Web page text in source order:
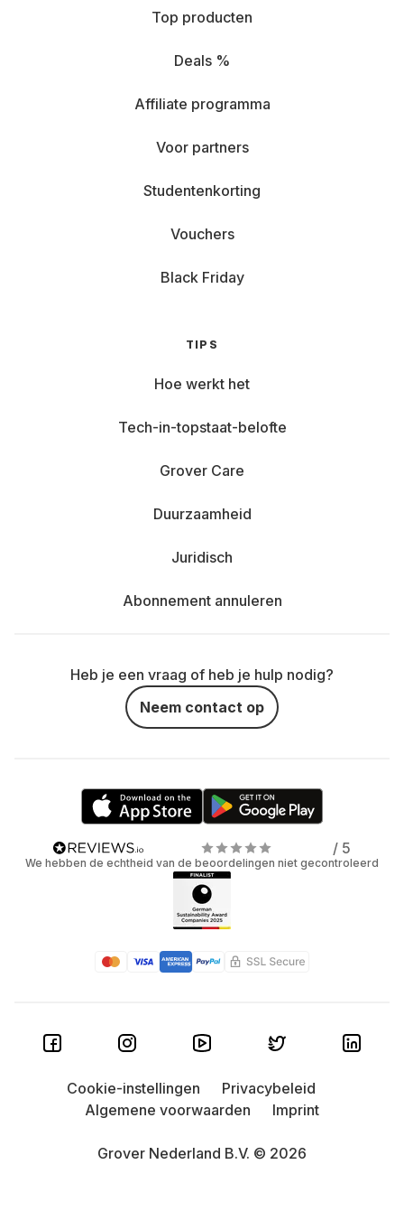
Top producten
Deals %
Affiliate programma
Voor partners
Studentenkorting
Vouchers
Black Friday
TIPS
Hoe werkt het
Tech-in-topstaat-belofte
Grover Care
Duurzaamheid
Juridisch
Abonnement annuleren
Heb je een vraag of heb je hulp nodig?
Neem contact op
/ 5
We hebben de echtheid van de beoordelingen niet gecontroleerd
Grover Nederland B.V. © 2026
Cookie-instellingen
Privacybeleid
Algemene voorwaarden
Imprint